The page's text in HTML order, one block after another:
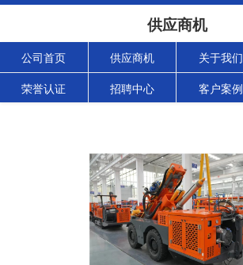
供应商机
公司首页 供应商机 关于我们
荣誉认证 招聘中心 客户案例